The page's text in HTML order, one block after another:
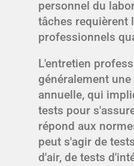
personnel du
tâches requièrent
professionnels
L'entretien
généralement
annuelle, qui
tests pour
répond aux
peut s'agir de
d'air, de tests